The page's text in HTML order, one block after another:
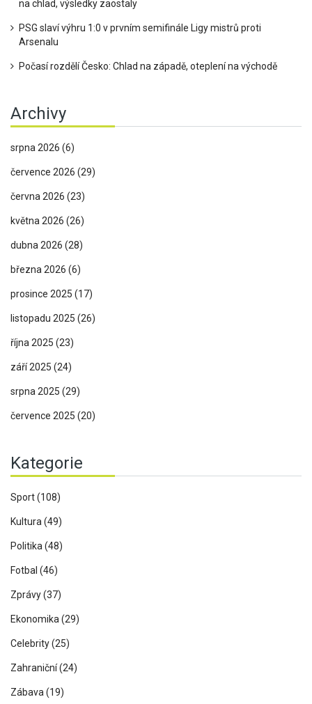
na chlad, výsledky zaostaly
PSG slaví výhru 1:0 v prvním semifinále Ligy mistrů proti
Arsenalu
Počasí rozdělí Česko: Chlad na západě, oteplení na východě
Archivy
srpna 2026 (6)
července 2026 (29)
června 2026 (23)
května 2026 (26)
dubna 2026 (28)
března 2026 (6)
prosince 2025 (17)
listopadu 2025 (26)
října 2025 (23)
září 2025 (24)
srpna 2025 (29)
července 2025 (20)
Kategorie
Sport(108)
Kultura (49)
Politika (48)
Fotbal (46)
Zprávy(37)
Ekonomika (29)
Celebrity(25)
Zahraniční(24)
Zábava (19)